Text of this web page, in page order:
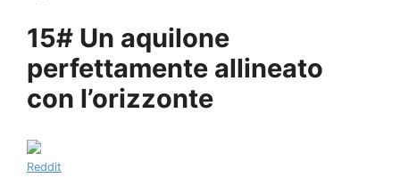
15# Un aquilone
perfettamente allineato
con l’orizzonte
Reddit